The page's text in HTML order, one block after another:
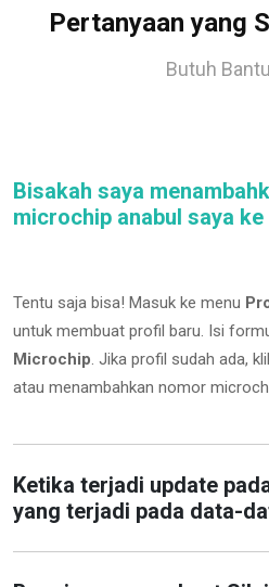
Pertanyaan yang
Butuh
Bisakah saya
microchip anabul saya
Tentu saja bisa! Masuk ke menu
untuk membuat profil baru. Isi
Microchip. Jika profil sudah ada,
atau menambahkan nomor
Ketika terjadi update
yang terjadi pada data-